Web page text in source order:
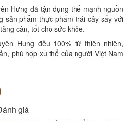
Hưng đã tận dụng thế mạnh nguồn
sản phẩm thực phẩm trái cây sấy với
cân, tốt cho sức khỏe.
Hưng đều 100% từ thiên nhiên,
phù hợp xu thể của người Việt Nam
giá